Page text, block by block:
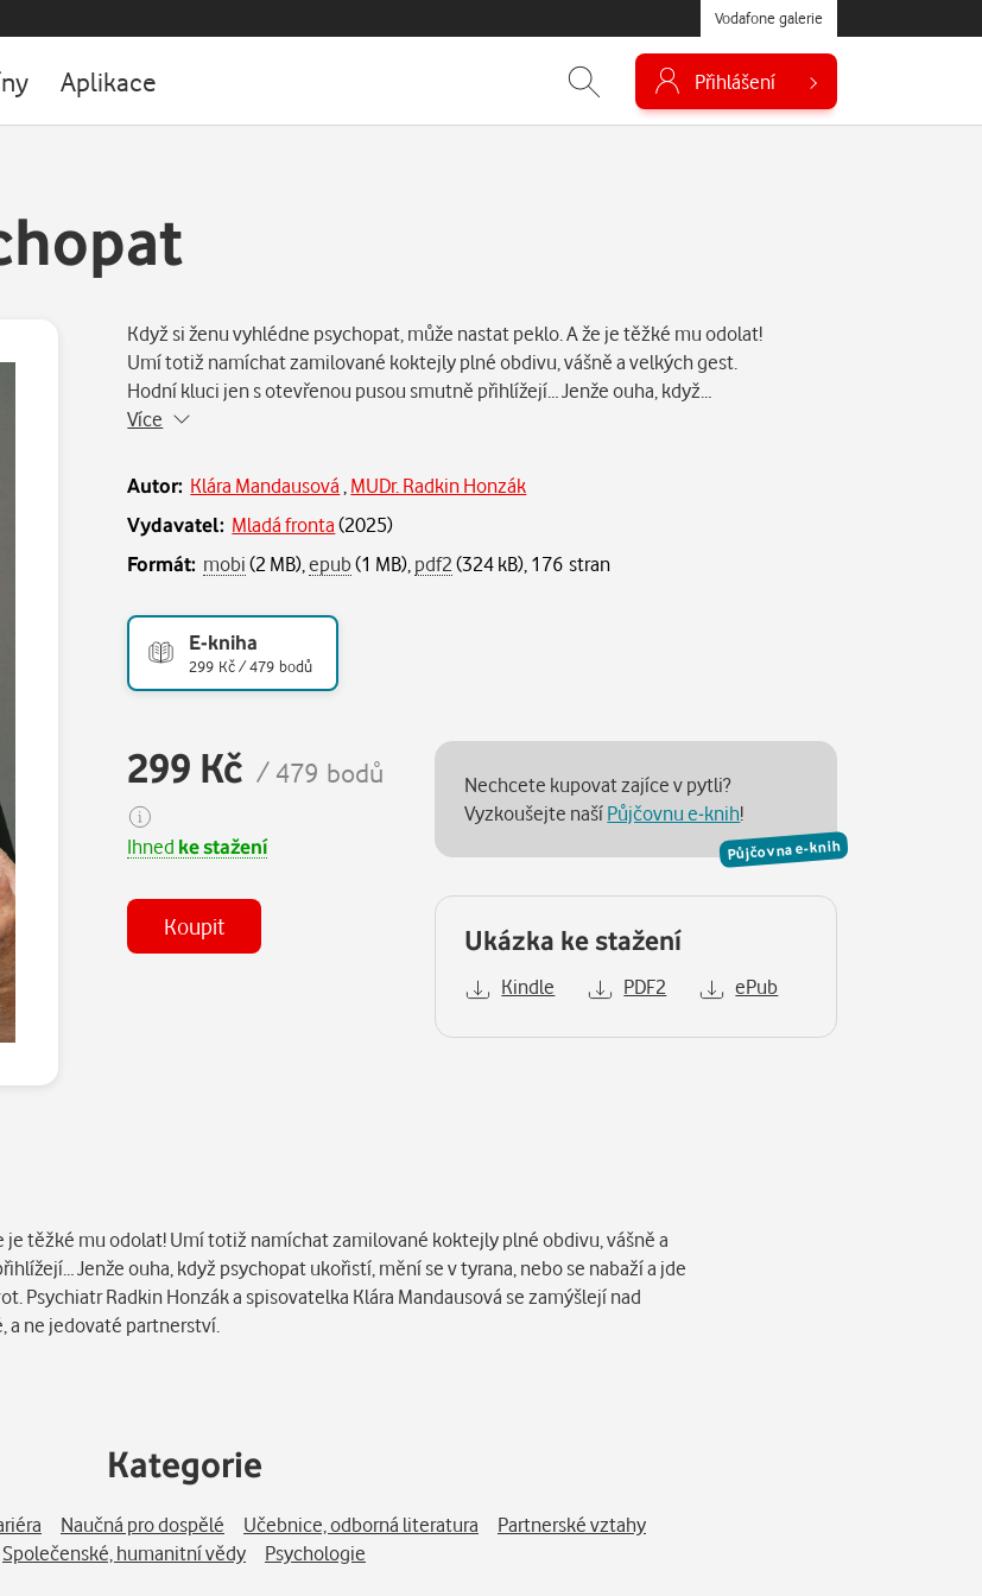
Vodafone galerie
Aplikace Přihlášení
Když si ženu vyhlédne psychopat, může nastat peklo. A že je těžké mu odolat!
Umí totiž namíchat zamilované koktejly plné obdivu, vášně a velkých gest.
Hodní kluci jen s otevřenou pusou smutně přihlížejí… Jenže ouha, když…
Více
Autor: Klára Mandausová MUDr. Radkin Honzák
Vydavatel: Mladá fronta(2025)
Formát: mobi(2 MB),epub(1 MB), pdf2(324 kB), 176 stran
E-kniha
299 Kč / 479 bodů
299 Kč / 479 bodů
Ihned ke stažení
Koupit
Půjčovna e-knih
Nechcete kupovat zajíce v pytli?
Vyzkoušejte našíPůjčovnu e-knih!
Ukázka ke stažení
Kindle PDF2 ePub
je těžké mu odolat! Umí totiž namíchat zamilované koktejly plné obdivu, vášně a
Jenže ouha, když psychopat ukořistí, mění se v tyrana, nebo se nabaží a jde
Psychiatr Radkin Honzák a spisovatelka Klára Mandausová se zamýšlejí nad
ne jedovaté partnerství.
Kategorie
Naučná pro dospělé Učebnice, odborná literatura
Partnerské vztahy
Společenské, humanitní vědy
Psychologie